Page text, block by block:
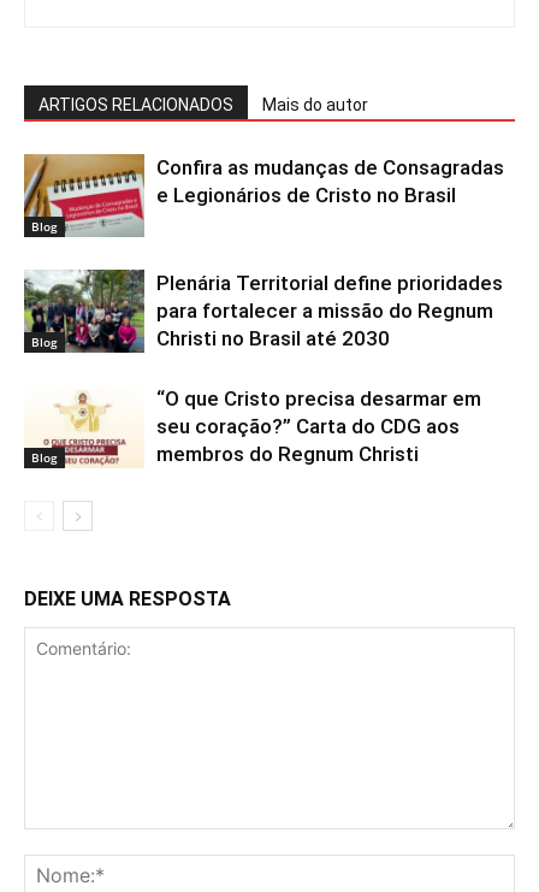
ARTIGOS RELACIONADOS Mais do autor
Blog
Confira as mudanças de Consagradas
e Legionários de Cristo no Brasil
Blog
Plenária Territorial define prioridades
para fortalecer a missão do Regnum
Christi no Brasil até 2030
Blog
“O que Cristo precisa desarmar em
seu coração?” Carta do CDG aos
membros do Regnum Christi
DEIXE UMA RESPOSTA